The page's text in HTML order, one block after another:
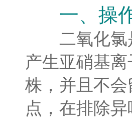
一、操
二氧化氯是
产生亚硝基
株，并且不
点，在排除